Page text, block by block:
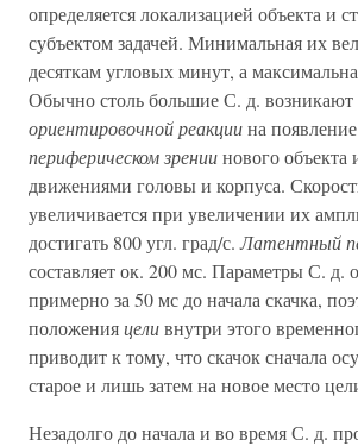
определяется локализацией объекта и
субъектом задачей. Минимальная их
десяткам угловых минут, а
Обычно столь большие С. д. возникают
ориентировочной реакциина
периферическом зрениинового
движениями головы и корпуса.
увеличивается при увеличении их
достигать 800 угл. град/с.Латентный
составляет ок. 200 мс. Параметры С. д.
примерно за 50 мс до начала скачка,
положенияцеливнутри этого
приводит к тому, что скачок сначала
старое и лишь затем на новое место
Незадолго до начала и во время С. д.